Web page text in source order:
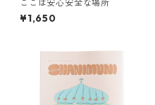
ここは安心安全な場所
¥1,650